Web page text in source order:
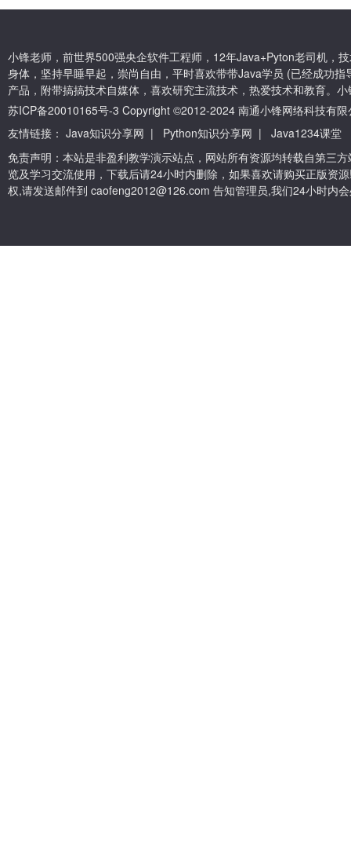
小锋老师，前世界500强央企软件工程师，12年Java+Pyton老司机，
身体，坚持早睡早起，崇尚自由，平时喜欢带带Java学员 (已经成功
产品，附带搞搞技术自媒体，喜欢研究主流技术，热爱技术和教育。
苏ICP备20010165号-3 Copyright ©2012-2024 南通小锋网络科技有限
友情链接： Java知识分享网 | Python知识分享网 |
Java1234课堂
免责声明：本站是非盈利教学演示站点，网站所有资源均转载自第三
览及学习交流使用，下载后请24小时内删除，如果喜欢请购买正版资
权,请发送邮件到 caofeng2012@126.com 告知管理员,我们24小时内